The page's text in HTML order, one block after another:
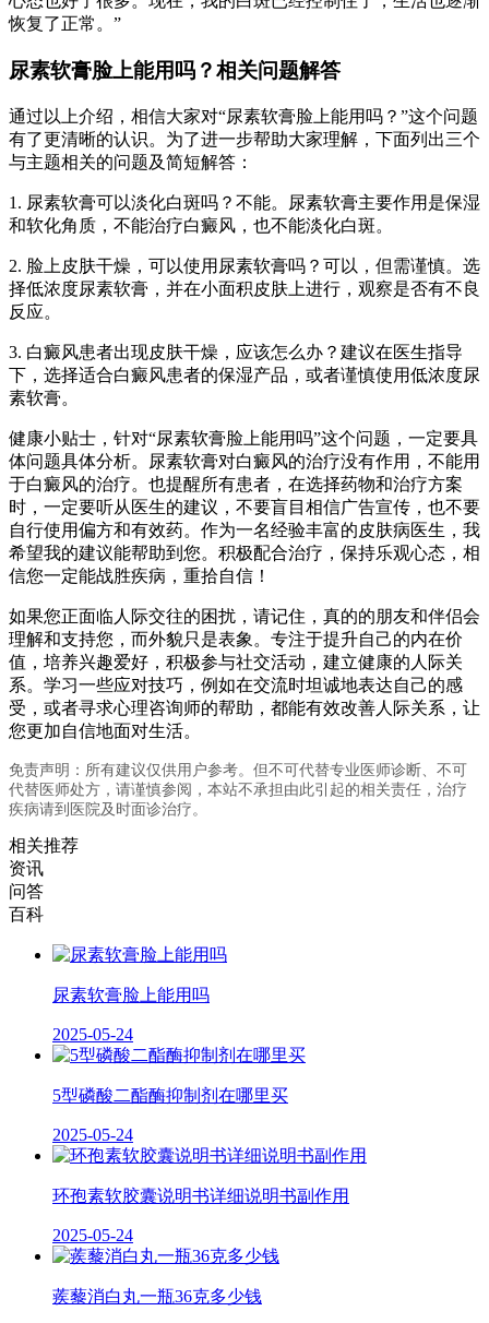
恢复了正常。”
尿素软膏脸上能用吗？相关问题解答
通过以上介绍，相信大家对“尿素软膏脸上能用吗？”这个问题
有了更清晰的认识。为了进一步帮助大家理解，下面列出三个
与主题相关的问题及简短解答：
1. 尿素软膏可以淡化白斑吗？不能。尿素软膏主要作用是保湿
和软化角质，不能治疗白癜风，也不能淡化白斑。
2. 脸上皮肤干燥，可以使用尿素软膏吗？可以，但需谨慎。选
择低浓度尿素软膏，并在小面积皮肤上进行，观察是否有不良
反应。
3. 白癜风患者出现皮肤干燥，应该怎么办？建议在医生指导
下，选择适合白癜风患者的保湿产品，或者谨慎使用低浓度尿
素软膏。
健康小贴士，针对“尿素软膏脸上能用吗”这个问题，一定要具
体问题具体分析。尿素软膏对白癜风的治疗没有作用，不能用
于白癜风的治疗。也提醒所有患者，在选择药物和治疗方案
时，一定要听从医生的建议，不要盲目相信广告宣传，也不要
自行使用偏方和有效药。作为一名经验丰富的皮肤病医生，我
希望我的建议能帮助到您。积极配合治疗，保持乐观心态，相
信您一定能战胜疾病，重拾自信！
如果您正面临人际交往的困扰，请记住，真的的朋友和伴侣会
理解和支持您，而外貌只是表象。专注于提升自己的内在价
值，培养兴趣爱好，积极参与社交活动，建立健康的人际关
系。学习一些应对技巧，例如在交流时坦诚地表达自己的感
受，或者寻求心理咨询师的帮助，都能有效改善人际关系，让
您更加自信地面对生活。
免责声明：所有建议仅供用户参考。但不可代替专业医师诊断、不可
代替医师处方，请谨慎参阅，本站不承担由此引起的相关责任，治疗
疾病请到医院及时面诊治疗。
相关推荐
资讯
问答
百科
尿素软膏脸上能用吗
2025-05-24
5型磷酸二酯酶抑制剂在哪里买
2025-05-24
环孢素软胶囊说明书详细说明书副作用
2025-05-24
蒺藜消白丸一瓶36克多少钱